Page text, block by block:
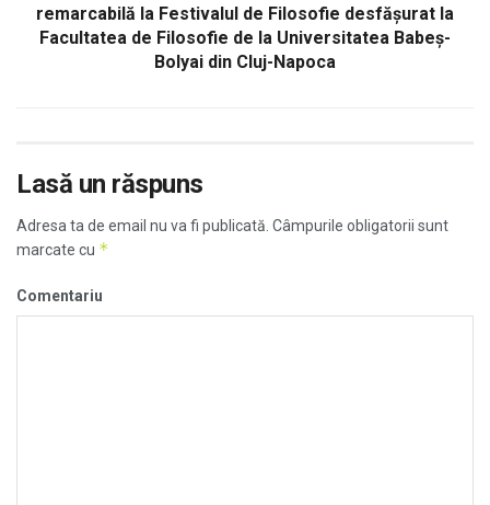
remarcabilă la Festivalul de Filosofie desfășurat la
Facultatea de Filosofie de la Universitatea Babeș-
Bolyai din Cluj-Napoca
Lasă un răspuns
Adresa ta de email nu va fi publicată. Câmpurile obligatorii sunt
marcate cu *
Comentariu